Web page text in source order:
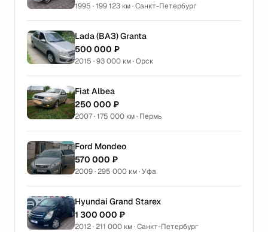
1995 · 199 123 км · Санкт-Петербург
Lada (ВАЗ) Granta
500 000 ₽
2015 · 93 000 км · Орск
Fiat Albea
250 000 ₽
2007 · 175 000 км · Пермь
Ford Mondeo
570 000 ₽
2009 · 295 000 км · Уфа
Hyundai Grand Starex
1 300 000 ₽
2012 · 211 000 км · Санкт-Петербург